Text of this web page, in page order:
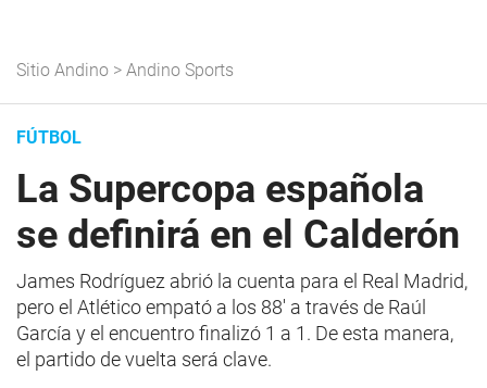
Sitio Andino > Andino Sports
FÚTBOL
La Supercopa española
se definirá en el Calderón
James Rodríguez abrió la cuenta para el Real Madrid,
pero el Atlético empató a los 88' a través de Raúl
García y el encuentro finalizó 1 a 1. De esta manera,
el partido de vuelta será clave.